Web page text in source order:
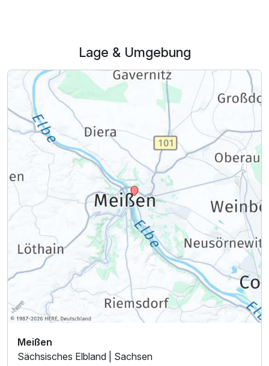
Ausstattung
Für 4 Tage p.P. ab223,50 €
Juniorsuite Design
2 Erwachsene und 1 Kind
Lage & Umgebung
Meißen
Sächsisches Elbland | Sachsen